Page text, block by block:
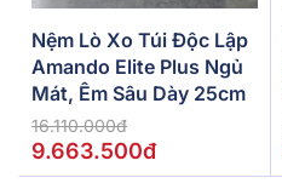
Nệm Lò Xo Túi Độc Lập
Amando Elite Plus Ngủ
Mát, Êm Sâu Dày 25cm
16.110.000đ
9.663.500đ